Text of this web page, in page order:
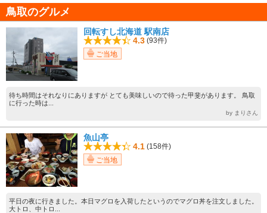
鳥取のグルメ
回転すし北海道 駅南店
4.3 (93件)
ご当地
待ち時間はそれなりにありますが とても美味しいので待った甲斐があります。 鳥取
に行った時は...
by まりさん
魚山亭
4.1 (158件)
ご当地
平日の夜に行きました。本日マグロを入荷したというのでマグロ丼を注文しました。
大トロ、中トロ...